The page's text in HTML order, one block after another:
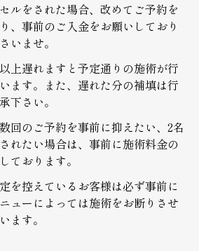
ルをされた場合、改めてご予約を
、事前のご入金をお願いしており
いませ。
上遅れますと予定通りの施術が行
ます。また、遅れた分の補填は行
下さい。
回のご予約を事前に抑えたい、2名
れたい場合は、事前に施術料金の
ております。
を控えているお客様は必ず事前に
ューによっては施術をお断りさせ
ます。